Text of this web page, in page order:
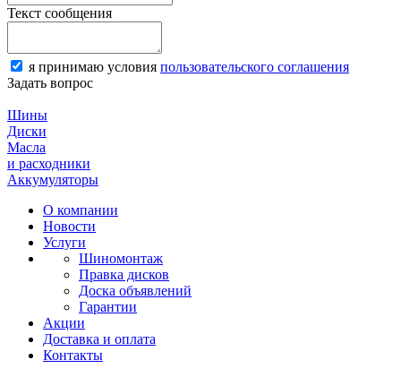
Текст сообщения
я принимаю условия пользовательского соглашения
Задать вопрос
Шины
Диски
Масла
и расходники
Аккумуляторы
О компании
Новости
Услуги
Шиномонтаж
Правка дисков
Доска объявлений
Гарантии
Акции
Доставка и оплата
Контакты